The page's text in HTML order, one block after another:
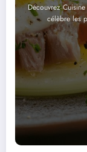
Découvrez
célèbre les